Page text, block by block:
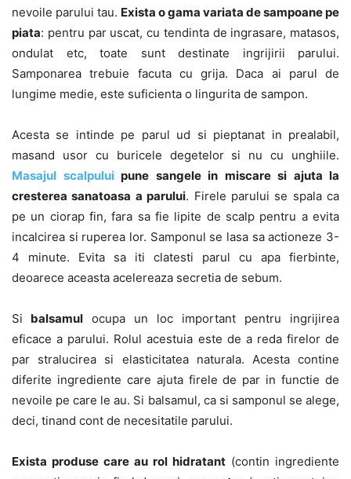
nevoile parului tau. Exista o gama variata de sampoane pe
piata: pentru par uscat, cu tendinta de ingrasare, matasos,
ondulat etc, toate sunt destinate ingrijirii parului.
Samponarea trebuie facuta cu grija. Daca ai parul de
lungime medie, este suficienta o lingurita de sampon.
Acesta se intinde pe parul ud si pieptanat in prealabil,
masand usor cu buricele degetelor si nu cu unghiile.
Masajul scalpuluipune sangele in miscare si ajuta la
cresterea sanatoasa a parului. Firele parului se spala ca
pe un ciorap fin, fara sa fie lipite de scalp pentru a evita
incalcirea si ruperea lor. Samponul se lasa sa actioneze 3-
4 minute. Evita sa iti clatesti parul cu apa fierbinte,
deoarece aceasta acelereaza secretia de sebum.
Si balsamul ocupa un loc important pentru ingrijirea
eficace a parului. Rolul acestuia este de a reda firelor de
par stralucirea si elasticitatea naturala. Acesta contine
diferite ingrediente care ajuta firele de par in functie de
nevoile pe care le au. Si balsamul, ca si samponul se alege,
deci, tinand cont de necesitatile parului.
Exista produse care au rol hidratant (contin ingrediente